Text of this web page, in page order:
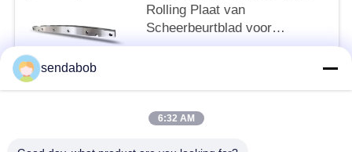
Rolling Plaat van
Scheerbeurtblad voor
Walserijworkshop
sendabob
6:32 AM